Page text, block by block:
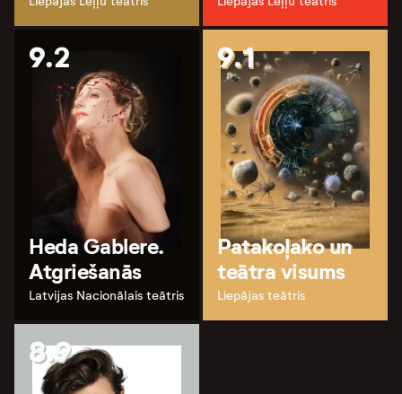
9.2
Heda Gablere.
Atgriešanās
Latvijas Nacionālais teātris
9.1
Patakoļako un
teātra visums
Liepājas teātris
8.9